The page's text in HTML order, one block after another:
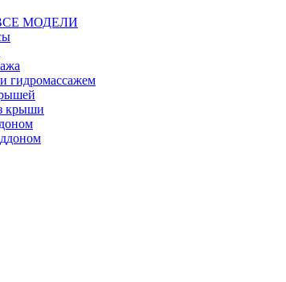
МОДЕЛИ
гидромассажем
крыши